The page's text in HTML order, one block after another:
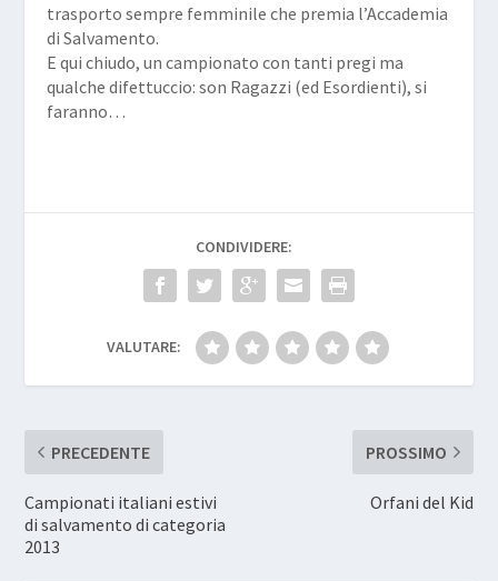
trasporto sempre femminile che premia l’Accademia
di Salvamento.
E qui chiudo, un campionato con tanti pregi ma
qualche difettuccio: son Ragazzi (ed Esordienti), si
faranno…
CONDIVIDERE:
VALUTARE:
PRECEDENTE
Campionati italiani estivi
di salvamento di categoria
2013
PROSSIMO
Orfani del Kid